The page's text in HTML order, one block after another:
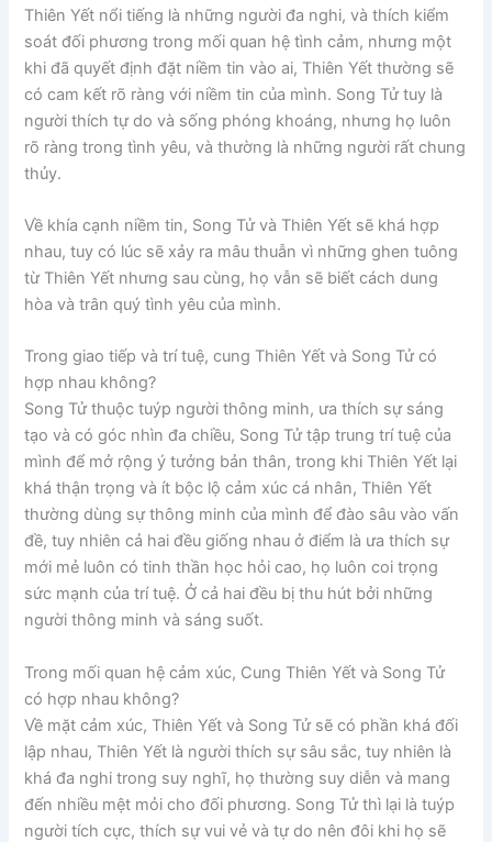
Thiên Yết nổi tiếng là những người đa nghi, và thích kiểm
soát đối phương trong mối quan hệ tình cảm, nhưng một
khi đã quyết định đặt niềm tin vào ai, Thiên Yết thường sẽ
có cam kết rõ ràng với niềm tin của mình. Song Tử tuy là
người thích tự do và sống phóng khoáng, nhưng họ luôn
rõ ràng trong tình yêu, và thường là những người rất chung
thủy.
Về khía cạnh niềm tin, Song Tử và Thiên Yết sẽ khá hợp
nhau, tuy có lúc sẽ xảy ra mâu thuẫn vì những ghen tuông
từ Thiên Yết nhưng sau cùng, họ vẫn sẽ biết cách dung
hòa và trân quý tình yêu của mình.
Trong giao tiếp và trí tuệ, cung Thiên Yết và Song Tử có
hợp nhau không?
Song Tử thuộc tuýp người thông minh, ưa thích sự sáng
tạo và có góc nhìn đa chiều, Song Tử tập trung trí tuệ của
mình để mở rộng ý tưởng bản thân, trong khi Thiên Yết lại
khá thận trọng và ít bộc lộ cảm xúc cá nhân, Thiên Yết
thường dùng sự thông minh của mình để đào sâu vào vấn
đề, tuy nhiên cả hai đều giống nhau ở điểm là ưa thích sự
mới mẻ luôn có tinh thần học hỏi cao, họ luôn coi trọng
sức mạnh của trí tuệ. Ở cả hai đều bị thu hút bởi những
người thông minh và sáng suốt.
Trong mối quan hệ cảm xúc, Cung Thiên Yết và Song Tử
có hợp nhau không?
Về mặt cảm xúc, Thiên Yết và Song Tử sẽ có phần khá đối
lập nhau, Thiên Yết là người thích sự sâu sắc, tuy nhiên là
khá đa nghi trong suy nghĩ, họ thường suy diễn và mang
đến nhiều mệt mỏi cho đối phương. Song Tử thì lại là tuýp
người tích cực, thích sự vui vẻ và tự do nên đôi khi họ sẽ